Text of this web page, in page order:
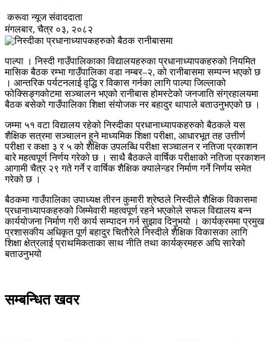
करूवा न्यूज संवाददाता
मंगलबार, चैत्र ०३, २०८२
पाल्पा । निस्दी गाउँपालिकाका विद्यालयहरुका प्रधानाध्यापकहरुको नियमित
मासिक बैठक रम्भा गाउँपालिका वडा नम्बर–२, को रानीबासमा सम्पन्न भएको छ
। आन्तरिक पर्यटनलाई वृद्धि र विकास गर्नका लागि पाल्पा जिल्लाको
फोक्सिङ्गकोटमा सञ्चालन भएको रानीबास होमस्टेको जनजाति संग्रहालयमा
बैठक बसेको गाउँपालिका शिक्षा संयोजक नर बहादुर थापाले बताउनुभएको छ ।
जम्मा ५१ वटा विद्यालय रहेको निस्दीका प्रधानाध्यापकहरुको बैठकले यस
शैक्षिक सत्रमा सञ्चालन हुने माध्यमिक शिक्षा परीक्षा, आधारभूत तह उत्तीर्ण
परीक्षा र कक्षा ३ र ५ को शैक्षिक उपलब्धि परीक्षा सञ्चालन र नतिजा प्रकाशन
बारे महत्वपूर्ण निर्णय गरेको छ । साथै बैठकले वार्षिक परीक्षाको नतिजा प्रकाशन
आगामी चैत्र २९ गते गर्ने र वार्षिक शैक्षिक क्यालेन्डर निर्माण गर्ने निर्णय समेत
गरेको छ ।
बैठकमा गाउँपालिका उपाध्यक्ष तीरन कुमारी श्रेष्ठले निस्दीले शैक्षिक विकासमा
प्रधानाध्यापकहरुको जिम्मेवारी महत्वपूर्ण रहने भएकोले सफल विद्यालय बन्न
कार्ययोजना निर्माण गरी कार्य सम्पादन गर्न सुझाव दिनुभयो । कार्यक्रममा प्रमुख
प्रशासकीय अधिकृत पूर्ण बहादुर चितौरेले निस्दीले शैक्षिक विकासका लागि
शिक्षा क्षेत्रलाई प्राथमिकताका साथ नीति तथा कार्यक्रमहरु अघि सारेको
बताउनुभयो
सम्बन्धित खवर